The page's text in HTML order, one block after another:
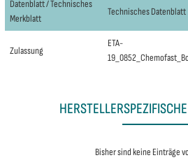
Datenblatt / Technisches
Merkblatt
Technisches Datenblatt
Zulassung
ETA-
Bisher sind keine Einträge